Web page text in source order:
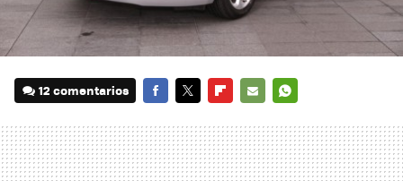
12 comentarios
MAIL